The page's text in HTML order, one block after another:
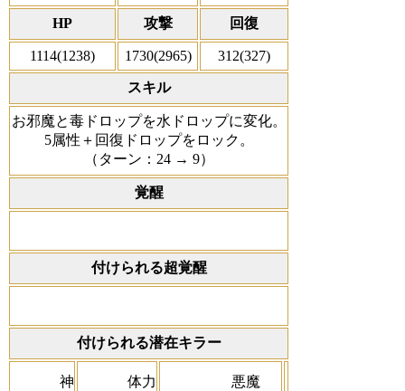
HP 攻撃 回復
1114(1238) 1730(2965) 312(327)
スキル
お邪魔と毒ドロップを水ドロップに変化。
5属性＋回復ドロップをロック。
（ターン：24 → 9）
覚醒
付けられる超覚醒
付けられる潜在キラー
神 体力 悪魔